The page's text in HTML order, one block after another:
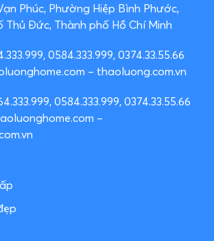
Phúc, Phường Hiệp Bình Phước,
Thủ Đức, Thành phố Hồ Chí Minh
0584.333.999, 0374.33.55.66
– thaoluong.com.vn
0584.333.999, 0374.33.55.66
–